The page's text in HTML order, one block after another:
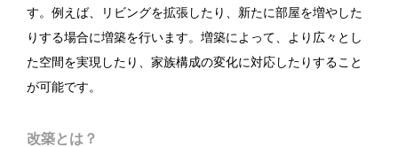
す。例えば、リビングを拡張したり、新たに部屋を増やした
りする場合に増築を行います。増築によって、より広々とし
た空間を実現したり、家族構成の変化に対応したりすること
が可能です。
改築とは？